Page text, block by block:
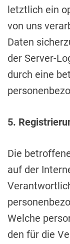
letztlich ein
von uns
Daten
der Server-
durch eine
5.
Die
auf der
Welche
den für die